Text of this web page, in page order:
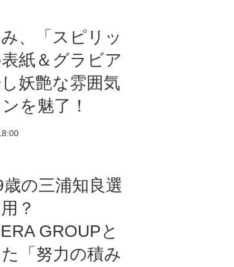
、「スピリッ
紙＆グラビア
妖艶な雰囲気
を魅了！
の三浦知良選
用？
GROUPと
「努力の積み